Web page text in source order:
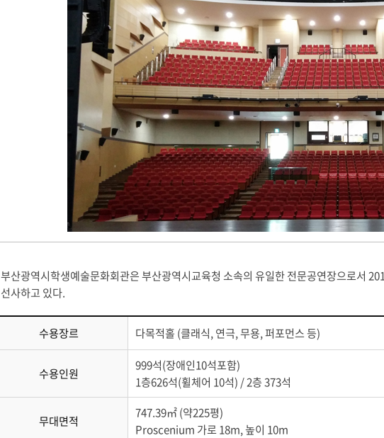
부산광역시학생예술문화회관은 부산광역시교육청 소속의 유일한 전문공연장으로서
선사하고 있다.
수용장르 다목적홀 (클래식, 연극, 무용, 퍼포먼스 등)
수용인원
999석(장애인10석포함)
1층626석(휠체어 10석) / 2층 373석
무대면적
747.39㎡ (약225평)
Proscenium 가로 18m, 높이 10m